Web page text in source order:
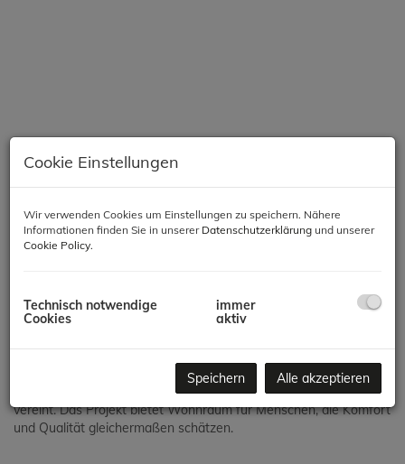
Beschreibung
Nachhaltigkeit
hochwertiges Neubauprojekt mit 66 Wohnungen, das modernes
Wohnen, zeitgemäße Architektur und nachhaltige Bauweise
vereint. Das Projekt bietet Wohnraum für Menschen, die Komfort
und Qualität gleichermaßen schätzen.
Cookie Einstellungen
Wir verwenden Cookies um Einstellungen zu speichern. Nähere
Informationen finden Sie in unserer Datenschutzerklärung und unserer
Cookie Policy.
Technisch notwendige
Cookies
immer
aktiv
Speichern Alle akzeptieren